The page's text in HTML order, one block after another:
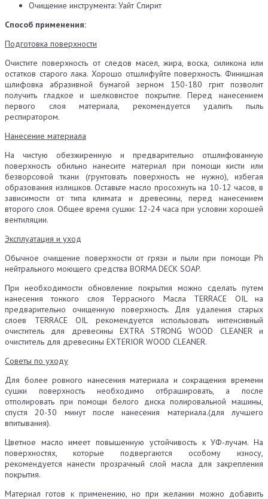
Очищение инструмента: Уайт Спирит
Способ применения:
Подготовка поверхности
Очистите поверхность от следов масел, жира, воска, силикона или
остатков старого лака. Хорошо отшлифуйте поверхность. Финишная
шлифовка абразивной бумагой зерном 150-180 грит позволит
получить гладкое и шелковистое покрытие. Перед нанесением
первого слоя материала, рекомендуется удалить пыль
респиратором.
Нанесение материала
На чистую обезжиренную и предварительно отшлифованную
поверхность обильно нанесите материал при помощи кисти или
безворсовой ткани (грунтовать поверхность не нужно), избегая
образования излишков. Оставьте масло просохнуть на 10-12 часов, в
зависимости от типа климата и древесины, перед нанесением
второго слоя. Общее время сушки: 12-24 часа при условии хорошей
вентиляции.
Эксплуатация и уход
Обычное очищение поверхности от грязи и пыли при помощи Ph
нейтрального моющего средства BORMA DECK SOAP.
При необходимости обновление покрытия можно сделать путем
нанесения тонкого слоя Террасного Масла TERRACE OIL на
предварительно очищенную поверхность. Для удаления старых
слоев TERRACE OIL рекомендуется использовать интенсивный
очиститель для древесины EXTRA STRONG WOOD CLEANER и
очиститель для древесины EXTERIOR WOOD CLEANER.
Советы по уходу
Для более ровного нанесения материала и сокращения времени
сушки поверхность необходимо отбрашировать, а после
отполировать при помощи белого диска полировальной машины,
спустя 20-30 минут после нанесения материала.(для лучшего
впитывания).
Цветное масло имеет повышенную устойчивость к УФ-лучам. На
поверхностях, которые подвергаются особому износу,
рекомендуется нанести прозрачный слой масла для закрепления
покрытия.
Материал готов к применению, но при желании можно добавить